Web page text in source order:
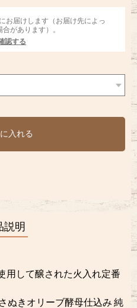
お届けします（お届け先によっ
があります）。
認する
入れる
説明
用して醸された火入れ定番
ぬきオリーブ酵母仕込み 純